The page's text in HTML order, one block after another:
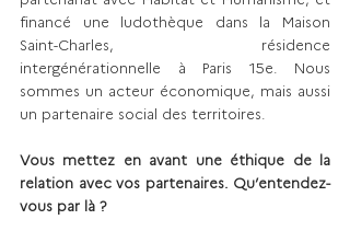
financé une ludothèque dans la Maison
Saint-Charles, résidence
intergénérationnelle à Paris 15e. Nous
sommes un acteur économique, mais aussi
un partenaire social des territoires.
Vous mettez en avant une éthique de la
relation avec vos partenaires. Qu’entendez-
vous par là ?